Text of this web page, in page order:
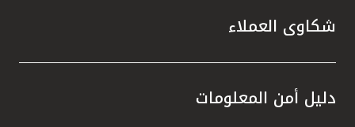
شكاوى العملاء
دليل أمن المعلومات